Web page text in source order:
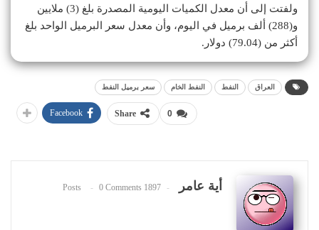
ولفتت إلى أن معدل الكميات اليومية المصدرة بلغ (3) ملايين
و(288) ألف برميل في اليوم، وأن معدل سعر البرميل الواحد بلغ
أكثر من (79.04) دولار.
العراق النفط النفط الخام سعر برميل النفط
0
Share
Facebook
أية عامر 1897 Posts
0 Comments